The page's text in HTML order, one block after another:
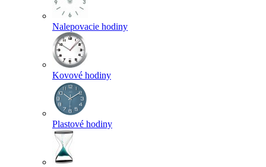
Nalepovacie hodiny
Kovové hodiny
Plastové hodiny